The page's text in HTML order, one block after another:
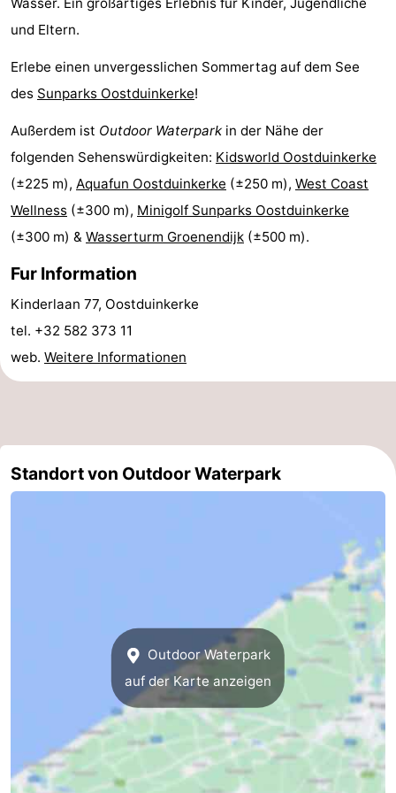
Route
-
Adressen
Region
Westflandern
-
Brügge
-
Ypern
Die
Natur
-
Ostende
Middelkerke
-
und Eltern.
Erlebe einen unvergesslichen Sommertag auf dem See
des Sunparks Oostduinkerke!
Außerdem ist Outdoor Waterpark in der Nähe der
folgenden Sehenswürdigkeiten: Kidsworld Oostduinkerke
(±225 m), Aquafun Oostduinkerke (±250 m), West Coast
Wellness (±300 m), Minigolf Sunparks Oostduinkerke
(±300 m) & Wasserturm Groenendijk (±500 m).
Fur Information
Kinderlaan 77, Oostduinkerke
tel. +32 582 373 11
web. Weitere Informationen
Standort von Outdoor Waterpark
Outdoor Waterpark
auf der Karte anzeigen